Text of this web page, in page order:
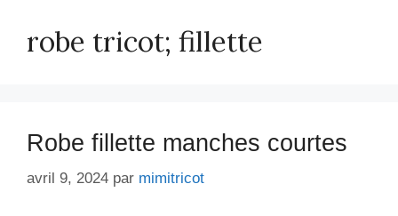
robe tricot; fillette
Robe fillette manches courtes
avril 9, 2024 par mimitricot